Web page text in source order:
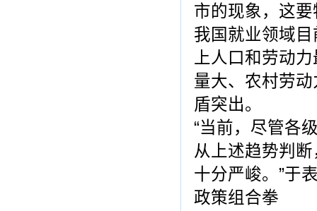
市的现象，这
我国就业领域
上人口和劳动
量大、农村劳
盾突出。
“当前，尽管各
从上述趋势判
十分严峻。”于
政策组合拳